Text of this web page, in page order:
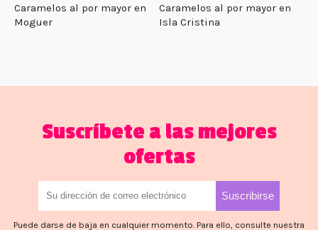
Caramelos al por mayor en
Moguer
Caramelos al por mayor en
Isla Cristina
Suscríbete a las mejores
ofertas
Puede darse de baja en cualquier momento. Para ello, consulte nuestra